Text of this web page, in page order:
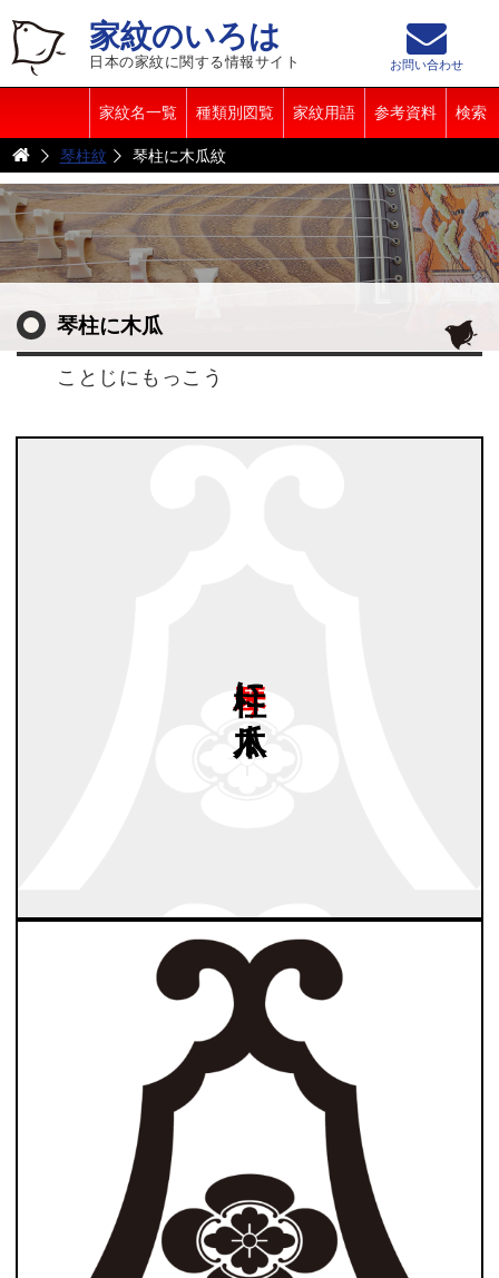
家紋のいろは
日本の家紋に関する情報サイト
家紋名一覧 種類別図覧 家紋用語 参考資料 検索
お問い合わせ
琴柱紋 琴柱に木瓜紋
琴柱に木瓜
ことじにもっこう
木瓜